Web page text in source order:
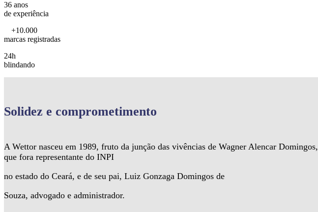
36 anos
de experiência
+10.000
marcas registradas
24h
blindando
Solidez e comprometimento
A Wettor nasceu em 1989, fruto da junção das vivências de Wagner Alencar Domingos,
que fora representante do INPI
no estado do Ceará, e de seu pai, Luiz Gonzaga Domingos de
Souza, advogado e administrador.